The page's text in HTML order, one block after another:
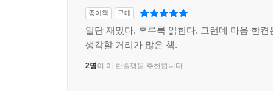
종이책 구매
일단 재밌다. 후루룩 읽힌다. 그런데 마음 한켠
생각할 거리가 많은 책.
2명이 이 한줄평을 추천합니다.